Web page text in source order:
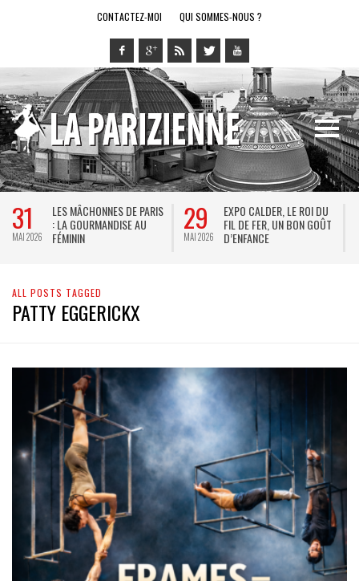
CONTACTEZ-MOI QUI SOMMES-NOUS ?
31
MAI 2026
LES MÂCHONNES DE PARIS
: LA GOURMANDISE AU
FÉMININ
29
MAI 2026
EXPO CALDER, LE ROI DU
FIL DE FER, UN BON GOÛT
D’ENFANCE
ALL POSTS TAGGED
PATTY EGGERICKX